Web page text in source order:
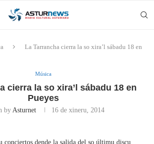
La Tarrancha cierra la so xira’l sábadu 18 en
Música
cierra la so xira’l sábadu 18 en
Pueyes
by Asturnet 16 de xineru, 2014
conciertos dende la salida del so últimu discu